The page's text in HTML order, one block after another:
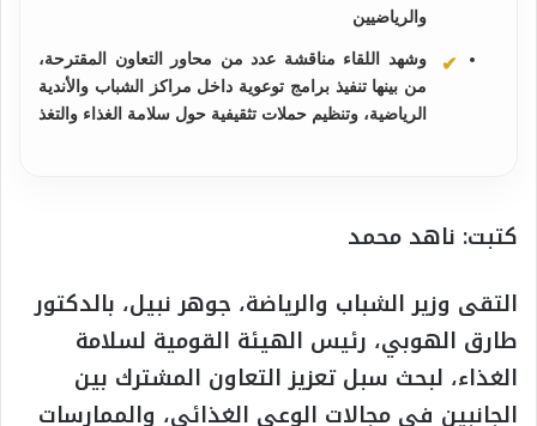
والرياضيين
وشهد اللقاء مناقشة عدد من محاور التعاون المقترحة،
من بينها تنفيذ برامج توعوية داخل مراكز الشباب والأندية
الرياضية، وتنظيم حملات تثقيفية حول سلامة الغذاء والتغذ
كتبت: ناهد محمد
التقى وزير الشباب والرياضة، جوهر نبيل، بالدكتور
طارق الهوبي، رئيس الهيئة القومية لسلامة
الغذاء، لبحث سبل تعزيز التعاون المشترك بين
الجانبين في مجالات الوعي الغذائي، والممارسات